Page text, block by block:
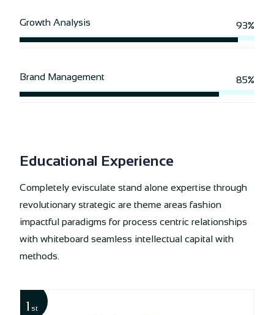
Growth Analysis 93%
Brand Management 85%
Educational Experience
Completely evisculate stand alone expertise through
revolutionary strategic are theme areas fashion
impactful paradigms for process centric relationships
with whiteboard seamless intellectual capital with
methods.
1 st